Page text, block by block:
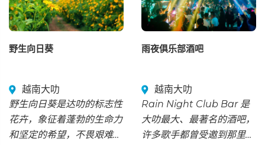
野生向日葵
越南大叻
野生向日葵是达叻的标志性
花卉，象征着蓬勃的生命力
和坚定的希望，不畏艰难险
雨夜俱乐部酒吧
越南大叻
Rain Night Club Bar 是
大叻最大、最著名的酒吧，
许多歌手都曾受邀到那里表